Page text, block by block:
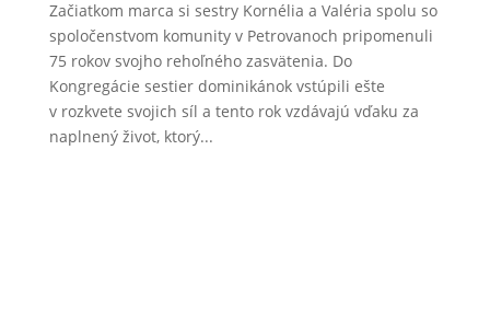
Začiatkom marca si sestry Kornélia a Valéria spolu so
spoločenstvom komunity v Petrovanoch pripomenuli
75 rokov svojho rehoľného zasvätenia. Do
Kongregácie sestier dominikánok vstúpili ešte
v rozkvete svojich síl a tento rok vzdávajú vďaku za
naplnený život, ktorý...